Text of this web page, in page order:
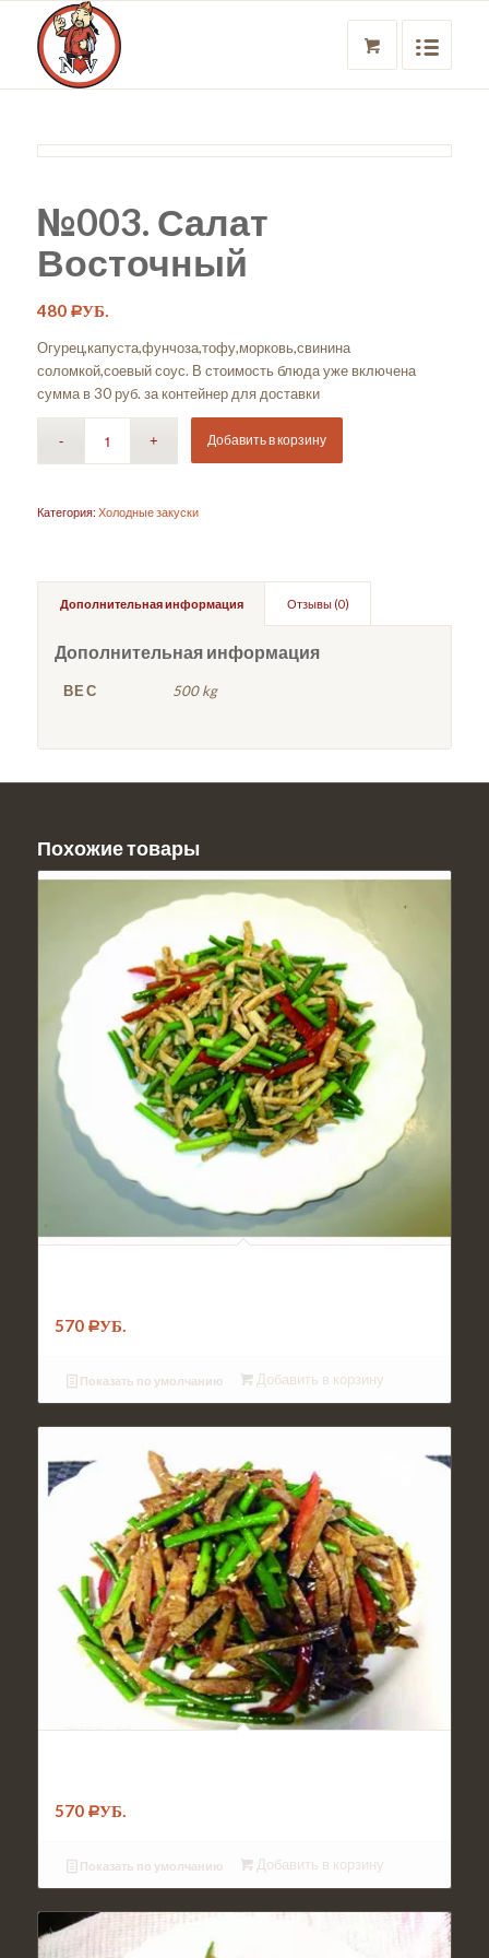
№003. Салат
Восточный
480 РУБ.
Огурец,капуста,фунчоза,тофу,морковь,свинина
соломкой,соевый соус. В стоимость блюда уже включена
сумма в 30 руб. за контейнер для доставки
Добавить в корзину
Категория: Холодные закуски
Дополнительная информация Отзывы (0)
Дополнительная информация
ВЕС 500 kg
Похожие товары
570 РУБ.
Добавить в корзину
Показать по умолчанию
570 РУБ.
Добавить в корзину
Показать по умолчанию